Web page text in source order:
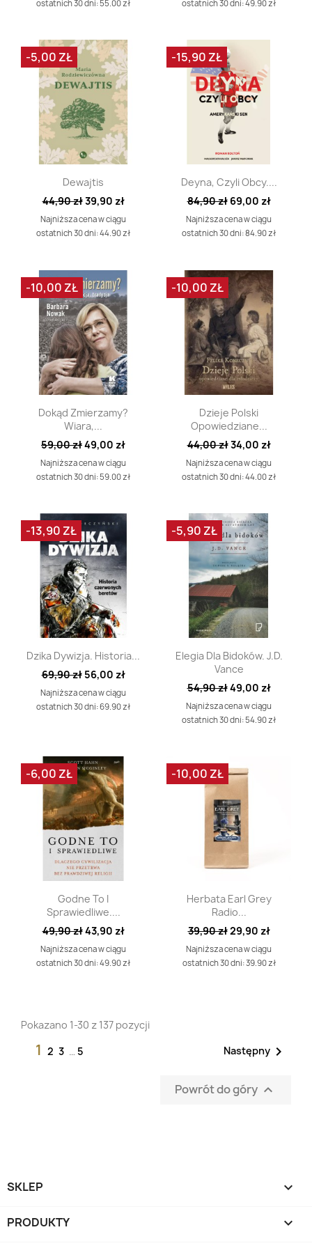
ostatnich 30 dni: 55.00 zł
ostatnich 30 dni: 49.90 zł
Szybki podgląd
Dewajtis
44,90 zł39,90 zł
Najniższa cena w ciągu
ostatnich 30 dni: 44.90 zł
-5,00 ZŁ
Szybki podgląd
Deyna, Czyli Obcy....
84,90 zł 69,00 zł
Najniższa cena w ciągu
ostatnich 30 dni: 84.90 zł
-15,90 ZŁ
Szybki podgląd
Dokąd Zmierzamy?
Wiara,...
59,00 zł49,00 zł
Najniższa cena w ciągu
ostatnich 30 dni: 59.00 zł
-10,00 ZŁ
Szybki podgląd
Dzieje Polski
Opowiedziane...
44,00 zł34,00 zł
Najniższa cena w ciągu
ostatnich 30 dni: 44.00 zł
-10,00 ZŁ
Szybki podgląd
Dzika Dywizja. Historia...
69,90 zł 56,00 zł
Najniższa cena w ciągu
ostatnich 30 dni: 69.90 zł
-13,90 ZŁ
Szybki podgląd
Elegia Dla Bidoków. J.D.
Vance
54,90 zł49,00 zł
Najniższa cena w ciągu
ostatnich 30 dni: 54.90 zł
-5,90 ZŁ
Szybki podgląd
Godne To I
Sprawiedliwe....
49,90 zł43,90 zł
Najniższa cena w ciągu
ostatnich 30 dni: 49.90 zł
-6,00 ZŁ
Szybki podgląd
Herbata Earl Grey
Radio...
39,90 zł29,90 zł
Najniższa cena w ciągu
ostatnich 30 dni: 39.90 zł
-10,00 ZŁ
Pokazano 1-30 z 137 pozycji
1 2 3 … 5 Następny 
Powrót do góry 
SKLEP 
PRODUKTY 